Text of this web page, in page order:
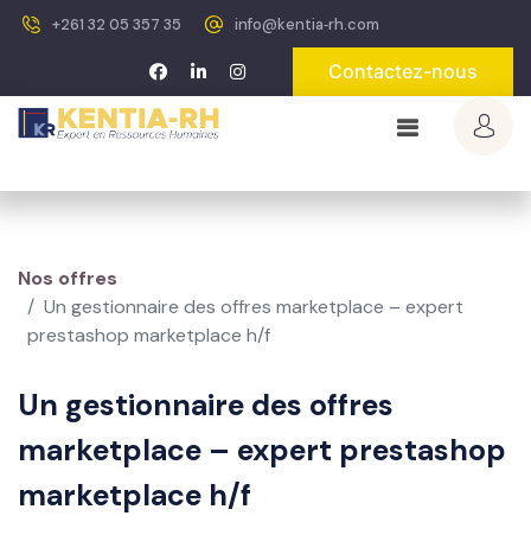
+261 32 05 357 35 info@kentia‐rh.com
Contactez-nous
Nos offres
Un gestionnaire des offres marketplace – expert
prestashop marketplace h/f
Un gestionnaire des offres
marketplace – expert prestashop
marketplace h/f